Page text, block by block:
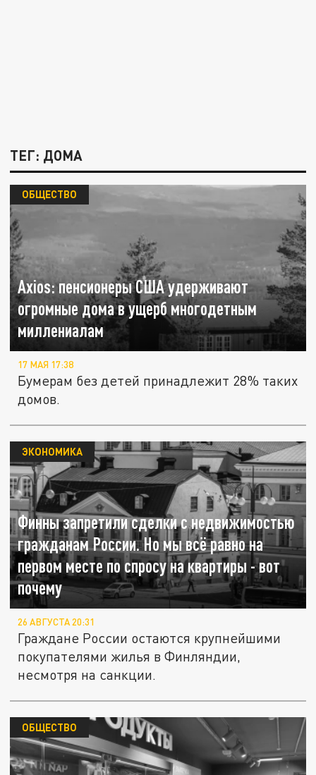
ТЕГ: ДОМА
Axios: пенсионеры США удерживают
огромные дома в ущерб многодетным
миллениалам
ОБЩЕСТВО
17 МАЯ 17:38
Бумерам без детей принадлежит 28% таких
домов.
Финны запретили сделки с недвижимостью
гражданам России. Но мы всё равно на
первом месте по спросу на квартиры - вот
почему
ЭКОНОМИКА
26 АВГУСТА 20:31
Граждане России остаются крупнейшими
покупателями жилья в Финляндии,
несмотря на санкции.
ОБЩЕСТВО